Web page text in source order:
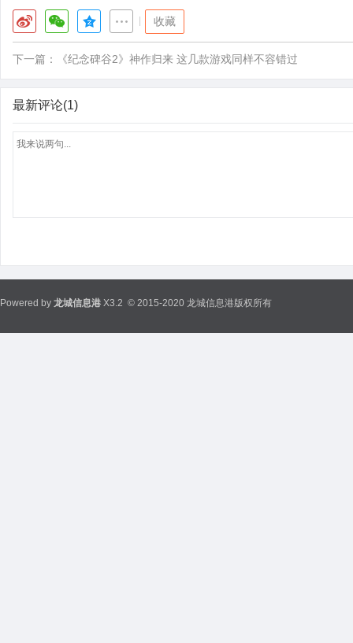
收藏
下一篇： 《纪念碑谷2》神作归来 这几款游戏同样不容错过
最新评论(1)
Powered by 龙城信息港 X3.2 © 2015-2020 龙城信息港版权所有